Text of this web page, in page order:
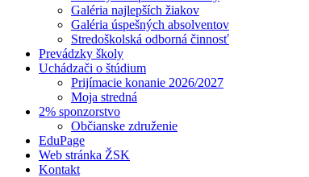
Galéria najlepších žiakov
Galéria úspešných absolventov
Stredoškolská odborná činnosť
Prevádzky školy
Uchádzači o štúdium
Prijímacie konanie 2026/2027
Moja stredná
2% sponzorstvo
Občianske združenie
EduPage
Web stránka ŽSK
Kontakt